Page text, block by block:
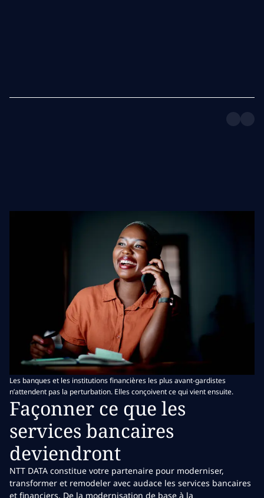
Façonner ce que les
services bancaires
deviendront
NTT DATA constitue votre partenaire pour moderniser,
transformer et remodeler avec audace les services bancaires
et financiers. De la modernisation de base à la
Les banques et les institutions financières les plus avant-gardistes
n’attendent pas la perturbation. Elles conçoivent ce qui vient ensuite.